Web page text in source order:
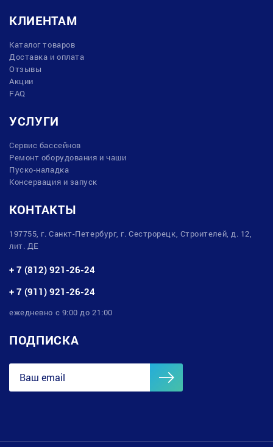
КЛИЕНТАМ
Каталог товаров
Доставка и оплата
Отзывы
Акции
FAQ
УСЛУГИ
Сервис бассейнов
Ремонт оборудования и чаши
Пуско-наладка
Консервация и запуск
КОНТАКТЫ
197755, г. Санкт-Петербург, г. Сестрорецк, Строителей, д. 12,
лит. ДЕ
+ 7 (812) 921-26-24
+ 7 (911) 921-26-24
ежедневно с 9:00 до 21:00
ПОДПИСКА